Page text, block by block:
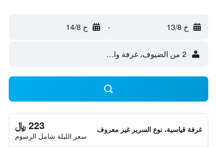
خ 13/8 - ج 14/8
2 من الضيوف، غرفة واحدة
غرفة قياسية، نوع السرير غير معروف 223 ﷼
سعر الليلة شامل الرسوم